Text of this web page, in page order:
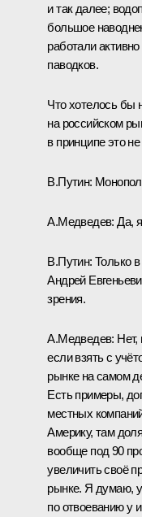
и так далее;
большое
работали
паводков.
Что хотелось бы
на российском
в принципе это
В.Путин:
А.Медведев:Да,
В.Путин: Только
Андрей
зрения.
А.Медведев:
если взять с
рынке на самом
Есть примеры,
местных
Америку, там
вообще под 90
увеличить своё
рынке. Я думаю,
по отвоеванию у